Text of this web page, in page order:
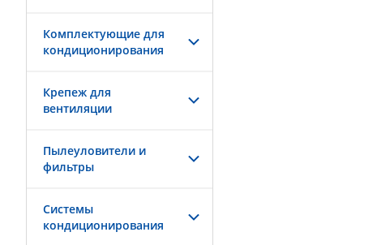
Комплектующие для
кондиционирования
Крепеж для
вентиляции
Пылеуловители и
фильтры
Системы
кондиционирования